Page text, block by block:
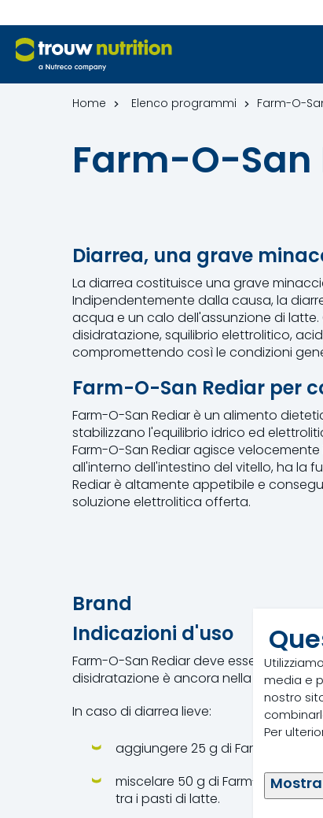
media e
nostro
Per
Home Elenco programmi Farm-O-
Farm-O-San
Diarrea, una grave
La diarrea costituisce una grave
Indipendentemente dalla causa, la
acqua e un calo dell'assunzione di
disidratazione, squilibrio elettrolitico,
compromettendo così le condizioni
Farm-O-San Rediar per
Farm-O-San Rediar è un alimento
stabilizzano l'equilibrio idrico ed
Farm-O-San Rediar agisce
all'interno dell'intestino del vitello, ha la
Rediar è altamente appetibile e
soluzione elettrolitica offerta.
Brand
Indicazioni d'uso
Farm-O-San Rediar deve essere
disidratazione è ancora nella fase
In caso di diarrea lieve:
aggiungere 25 g di Farm-O-San
miscelare 50 g di Farm-O-San
tra i pasti di latte.